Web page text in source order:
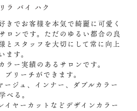
ラ バイ ハク
きでお客様を本気で綺麗に可愛く
ロンです。ただのゆるい都合の良
とスタッフを大切にして常に向上
ます。
ラー実績のあるサロンです。
ブリーチができます。
ージュ、インナー、ダブルカラー
べる。
イヤーカットなどデザインカラー